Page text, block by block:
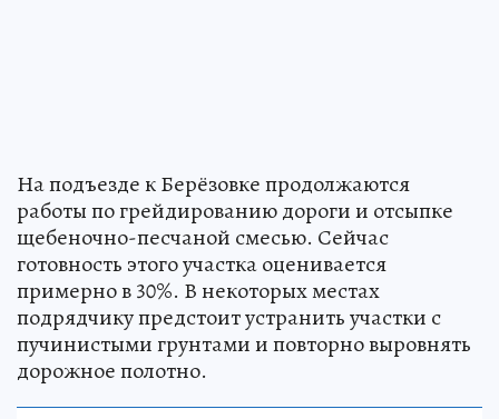
На подъезде к Берёзовке продолжаются
работы по грейдированию дороги и отсыпке
щебеночно-песчаной смесью. Сейчас
готовность этого участка оценивается
примерно в 30%. В некоторых местах
подрядчику предстоит устранить участки с
пучинистыми грунтами и повторно выровнять
дорожное полотно.